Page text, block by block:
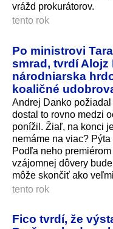
vrážd prokurátorov.
tento rok
Po ministrovi
smrad, tvrdí Alojz
národniarska
koaličné
Andrej Danko
dostal to rovno medzi
ponížil. Žiaľ, na konci
nemáme na viac?
Podľa neho
vzájomnej dôvery
môže skončiť ako
tento rok
Fico tvrdí, že